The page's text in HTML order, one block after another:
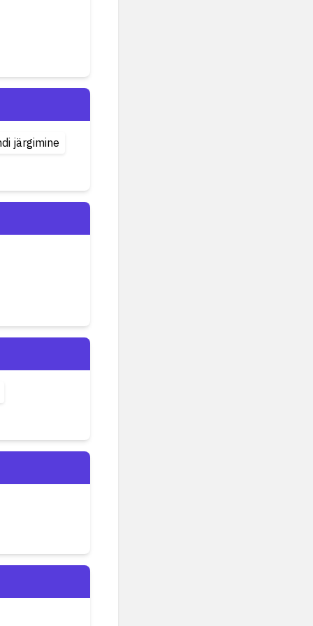
järgimine